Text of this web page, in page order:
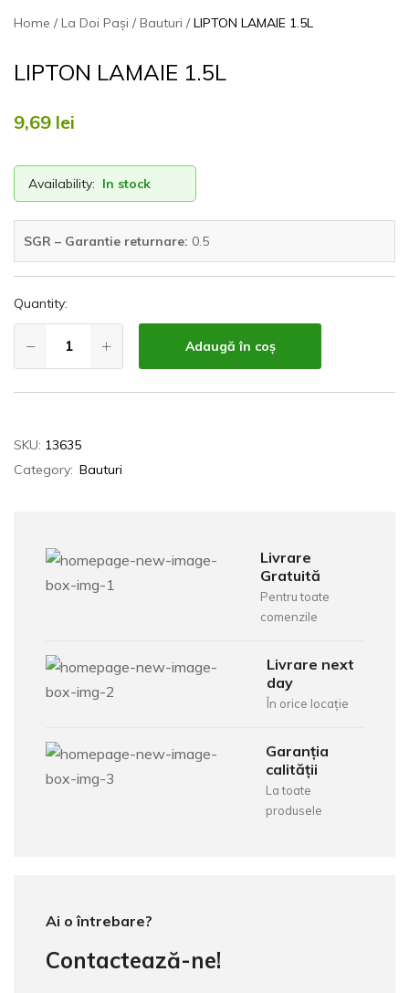
Home La Doi Pași Bauturi LIPTON LAMAIE 1.5L
LIPTON LAMAIE 1.5L
9,69 lei
Availability: In stock
SGR – Garantie returnare: 0.5
Quantity:
Adaugă în coș
SKU: 13635
Category: Bauturi
Livrare
Gratuită
Pentru toate
comenzile
Livrare next
day
În orice locație
Garanția
calității
La toate
produsele
Ai o întrebare?
Contactează-ne!